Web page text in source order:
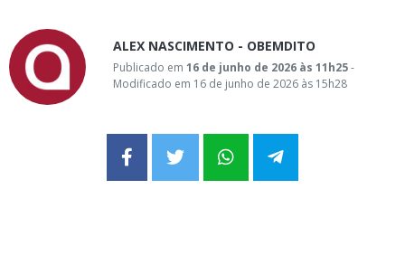
ALEX NASCIMENTO - OBEMDITO
Publicado em 16 de junho de 2026 às 11h25-
Modificado em 16 de junho de 2026 às 15h28